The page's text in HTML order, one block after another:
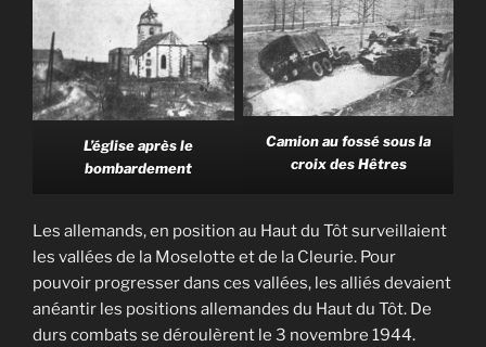
L’église après le
bombardement
Camion au fossé sous la
croix des Hêtres
Les allemands, en position au Haut du Tôt surveillaient
les vallées de la Moselotte et de la Cleurie. Pour
pouvoir progresser dans ces vallées, les alliés devaient
anéantir les positions allemandes du Haut du Tôt. De
durs combats se déroulèrent le 3 novembre 1944.